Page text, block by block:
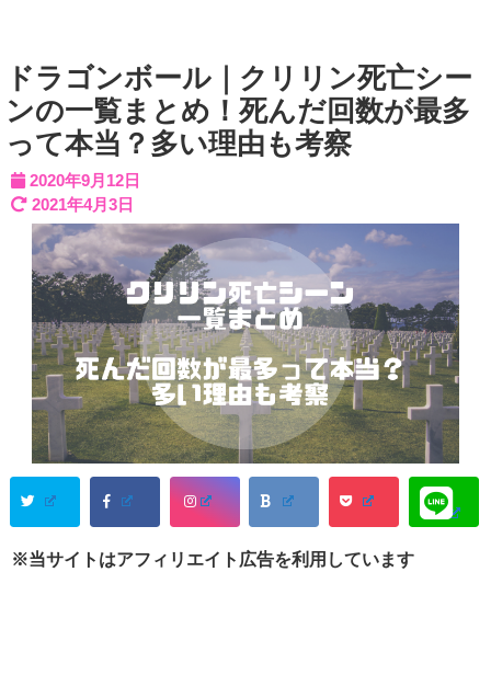
ドラゴンボール｜クリリン死亡シー
ンの一覧まとめ！死んだ回数が最多
って本当？多い理由も考察
2020年9月12日
2021年4月3日
※当サイトはアフィリエイト広告を利用しています